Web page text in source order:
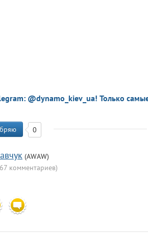
@dynamo_kiev_ua! Только
0
(AWAW)
комментариев)